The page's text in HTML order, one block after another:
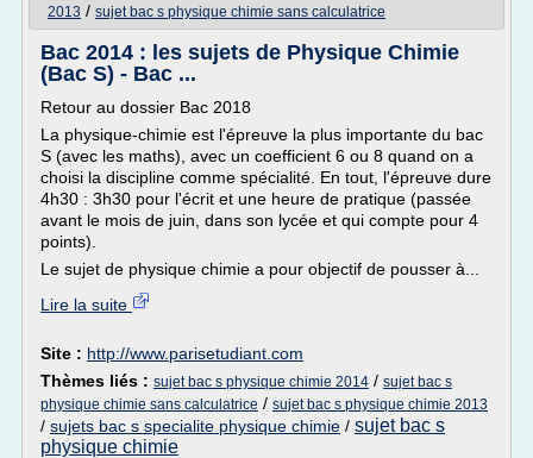
2013 / sujet bac s physique chimie sans calculatrice
Bac 2014 : les sujets de Physique Chimie
(Bac S) - Bac ...
Retour au dossier Bac 2018
La physique-chimie est l'épreuve la plus importante du bac
S (avec les maths), avec un coefficient 6 ou 8 quand on a
choisi la discipline comme spécialité. En tout, l'épreuve dure
4h30 : 3h30 pour l'écrit et une heure de pratique (passée
avant le mois de juin, dans son lycée et qui compte pour 4
points).
Le sujet de physique chimie a pour objectif de pousser à...
Lire la suite
Site : http://www.parisetudiant.com
Thèmes liés : sujet bac s physique chimie 2014 / sujet bac s
physique chimie sans calculatrice / sujet bac s physique chimie 2013
/ sujets bac s specialite physique chimie / sujet bac s
physique chimie